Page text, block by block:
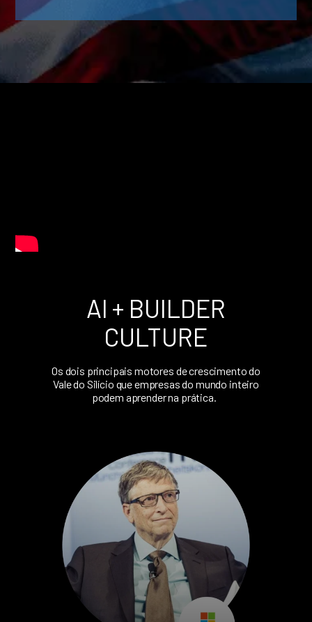
AI + BUILDER
CULTURE
Os dois principais motores de crescimento do
Vale do Silício que empresas do mundo inteiro
podem aprender na prática.